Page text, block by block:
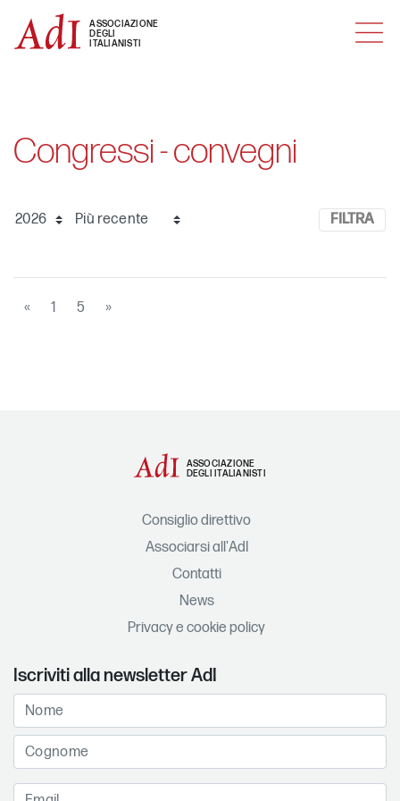
ASSOCIAZIONE
DEGLI
ITALIANISTI
MENU
Congressi - convegni
FILTRA
« 1 5 »
ASSOCIAZIONE
DEGLI ITALIANISTI
Consiglio direttivo
Associarsi all'AdI
Contatti
News
Privacy e cookie policy
Iscriviti alla newsletter AdI